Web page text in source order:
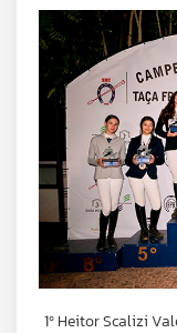
1º Heitor Scalizi